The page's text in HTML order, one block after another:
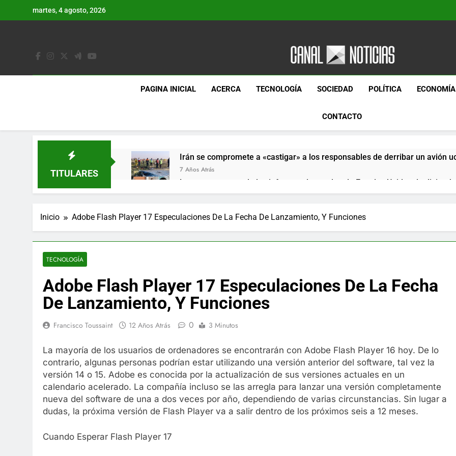
martes, 4 agosto, 2026
Canal Noticias
Canal Noticias
PAGINA INICIAL ACERCA TECNOLOGÍA SOCIEDAD POLÍTICA ECONOMÍA
CONTACTO
TITULARES
Irán se compromete a «castigar» a los responsables de derribar un avión
7 Años Atrás
Lo que se espera de los informes de empleo de Estados Unidos de
7 Años Atrás
7 Años Atrás
El famoso chef y restaurador, Carl Ruiz, muere a los 44 años
Cápsulas Ultra Max Testo a Precios Especiales en México, Chile, Argentina,
Más
7 Años Atrás
7 Años Atrás
7 Años Atrás
Crucero en México te lleva a lugares paranormales con binoculares de
7 Años Atrás
La Inteligencia Artificial deepfake de Samsung fabrica un clip de
7 Años Atrás
Inicio Adobe Flash Player 17 Especulaciones De La Fecha De Lanzamiento, Y Funciones
TECNOLOGÍA
Adobe Flash Player 17 Especulaciones De La Fecha
De Lanzamiento, Y Funciones
Francisco Toussaint 12 Años Atrás 0 3 Minutos
La mayoría de los usuarios de ordenadores se encontrarán con Adobe Flash Player 16 hoy. De lo
contrario, algunas personas podrían estar utilizando una versión anterior del software, tal vez la
versión 14 o 15. Adobe es conocida por la actualización de sus versiones actuales en un
calendario acelerado. La compañía incluso se las arregla para lanzar una versión completamente
nueva del software de una a dos veces por año, dependiendo de varias circunstancias. Sin lugar a
dudas, la próxima versión de Flash Player va a salir dentro de los próximos seis a 12 meses.
Cuando Esperar Flash Player 17